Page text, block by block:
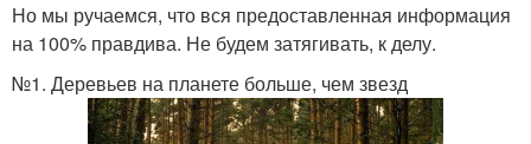
Но мы ручаемся, что вся предоставленная информация
на 100% правдива. Не будем затягивать, к делу.
№1. Деревьев на планете больше, чем звезд